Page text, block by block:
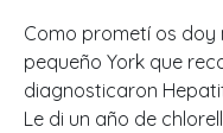
Como prometí os doy
pequeño York que
diagnosticaron
Le di un año de